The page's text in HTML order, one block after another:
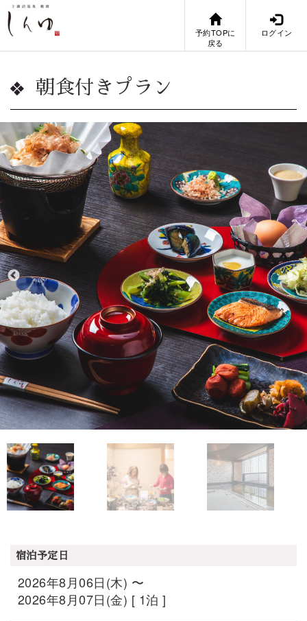
予約TOPに
戻る
ログイン
朝食付きプラン
宿泊予定日
2026年8月06日(木) 〜
2026年8月07日(金) [ 1泊 ]